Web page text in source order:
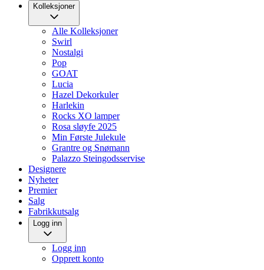
Kolleksjoner
Alle Kolleksjoner
Swirl
Nostalgi
Pop
GOAT
Lucia
Hazel Dekorkuler
Harlekin
Rocks XO lamper
Rosa sløyfe 2025
Min Første Julekule
Grantre og Snømann
Palazzo Steingodsservise
Designere
Nyheter
Premier
Salg
Fabrikkutsalg
Logg inn
Logg inn
Opprett konto